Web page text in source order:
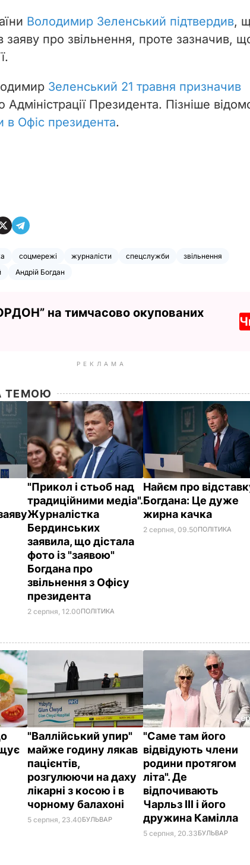
Володимир Зеленський підтвердив,
заяву про звільнення, проте зазначив,
Зеленський 21 травня призначив
Адміністрації Президента. Пізніше
в Офіс президента.
соцмережі журналісти спецслужби
звільнення
Андрій Богдан
на тимчасово окупованих
РЕКЛАМА
ТЕМОЮ
"Прикол і стьоб над
традиційними медіа".
Журналістка
Бердинських
заявила, що дістала
фото із "заявою"
Богдана про
звільнення з Офісу
президента
2 серпня, 12.00ПОЛІТИКА
Найєм про
Богдана: Це дуже
жирна качка
2 серпня, 09.50ПОЛІТИКА
"Валлійський упир"
майже годину лякав
пацієнтів,
розгулюючи на даху
лікарні з косою і в
чорному балахоні
5 серпня, 23.40БУЛЬВАР
"Саме там його
відвідують члени
родини протягом
літа". Де
відпочивають
Чарльз III і його
дружина Камілла
5 серпня, 20.33БУЛЬВАР